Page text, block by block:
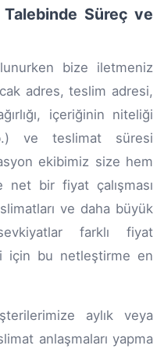
Süreç ve
bize iletmeniz
adres, teslim adresi,
içeriğinin niteliği
ve teslimat süresi
ekibimiz size hem
bir fiyat çalışması
ve daha büyük
farklı fiyat
için bu netleştirme en
aylık veya
anlaşmaları yapma